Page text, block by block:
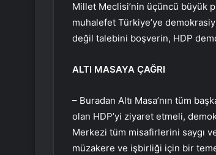
Millet Meclisi’nin üçüncü büyük
muhalefet Türkiye’ye
değil talebini boşverin, HDP
ALTI MASAYA ÇAĞRI
– Buradan Altı Masa’nın tüm
olan HDP’yi ziyaret etmeli,
Merkezi tüm misafirlerini saygı
müzakere ve işbirliği için bir